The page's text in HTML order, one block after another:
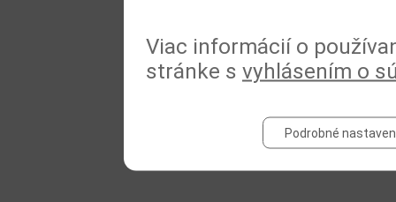
Viac informácií o
stránke s vyhlásením o
Podrobné